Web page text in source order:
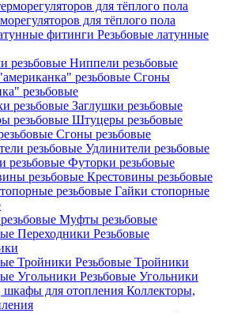
для тёплого пола
Резьбовые латунные
Ниппели резьбовые
Сгоны
резьбовые
Заглушки резьбовые
Штуцеры резьбовые
Сгоны резьбовые
Удлинители резьбовые
Футорки резьбовые
Крестовины резьбовые
Гайки стопорные
Муфты резьбовые
Резьбовые
Резьбовые Тройники
Резьбовые Угольники
Коллекторы,